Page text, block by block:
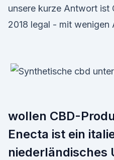
unsere kurze Antwort ist
2018 legal - mit wenigen
wollen CBD-
Enecta ist ein
niederländisches